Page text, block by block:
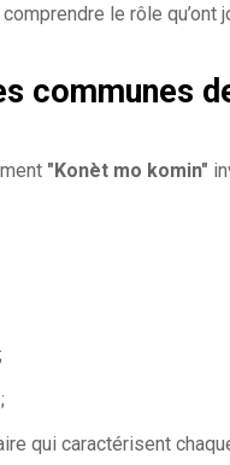
le rôle
communes
"Konèt mo komin"
qui caractérisent